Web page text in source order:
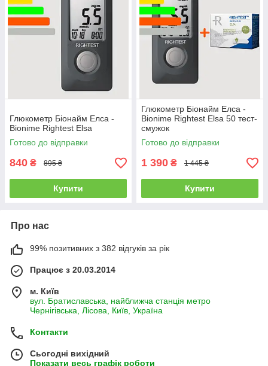
Глюкометр Біонайм Елса -
Bionime Rightest Elsa
Готово до відправки
840 ₴ 895 ₴
Купити
Глюкометр Біонайм Елса -
Bionime Rightest Elsa 50 тест-
смужок
Готово до відправки
1 390 ₴ 1 445 ₴
Купити
Про нас
99% позитивних з 382 відгуків за рік
Працює з 20.03.2014
м. Київ
вул. Братиславська, найближча станція метро
Чернігівська, Лісова, Київ, Україна
Контакти
Сьогодні вихідний
Показати весь графік роботи